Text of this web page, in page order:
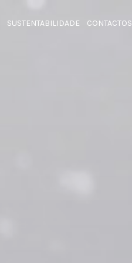
SUSTENTABILIDADE CONTACTOS